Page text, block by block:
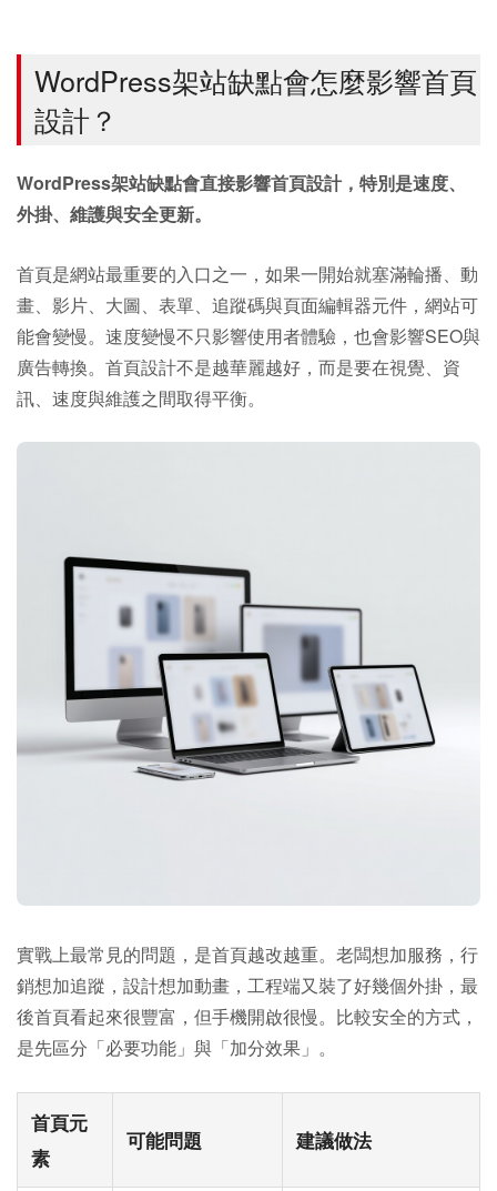
WordPress架站缺點會怎麼影響首頁
設計？
WordPress架站缺點會直接影響首頁設計，特別是速度、
外掛、維護與安全更新。
首頁是網站最重要的入口之一，如果一開始就塞滿輪播、動
畫、影片、大圖、表單、追蹤碼與頁面編輯器元件，網站可
能會變慢。速度變慢不只影響使用者體驗，也會影響SEO與
廣告轉換。首頁設計不是越華麗越好，而是要在視覺、資
訊、速度與維護之間取得平衡。
實戰上最常見的問題，是首頁越改越重。老闆想加服務，行
銷想加追蹤，設計想加動畫，工程端又裝了好幾個外掛，最
後首頁看起來很豐富，但手機開啟很慢。比較安全的方式，
是先區分「必要功能」與「加分效果」。
首頁元
素
可能問題 建議做法